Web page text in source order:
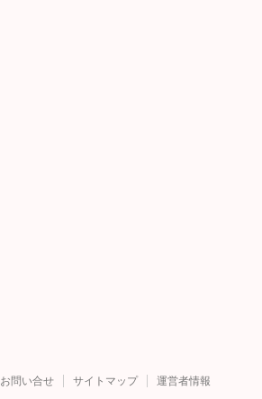
お問い合せ サイトマップ 運営者情報